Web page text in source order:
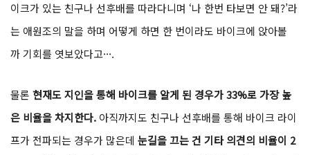
이크가 있는 친구나 선후배를 따라다니며 ‘나 한번 타보면 안 돼?’라
는 애원조의 말을 하며 어떻게 하면 한 번이라도 바이크에 앉아볼
까 기회를 엿보았다고···.
물론 현재도 지인을 통해 바이크를 알게 된 경우가 33%로 가장 높
은 비율을 차지한다. 아직까지도 친구나 선후배를 통해 바이크 라이
프가 전파되는 경우가 많은데 눈길을 끄는 건 기타 의견의 비율이 2